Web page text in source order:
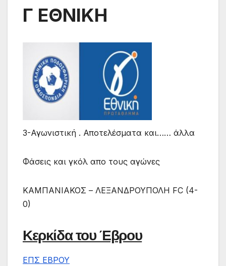
Γ ΕΘΝΙΚΗ
3-Αγωνιστική . Αποτελέσματα και…… άλλα
Φάσεις και γκόλ απο τους αγώνες
ΚΑΜΠΑΝΙΑΚΟΣ – ΛΕΞΑΝΔΡΟΥΠΟΛΗ FC (4-
0)
Κερκίδα του Έβρου
ΕΠΣ ΕΒΡΟΥ